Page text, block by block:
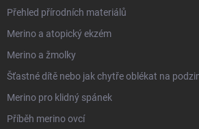
Přehled přírodních materiálů
Merino a atopický ekzém
Merino a žmolky
Šťastné dítě nebo jak chytře oblékat na
Merino pro klidný spánek
Příběh merino ovcí